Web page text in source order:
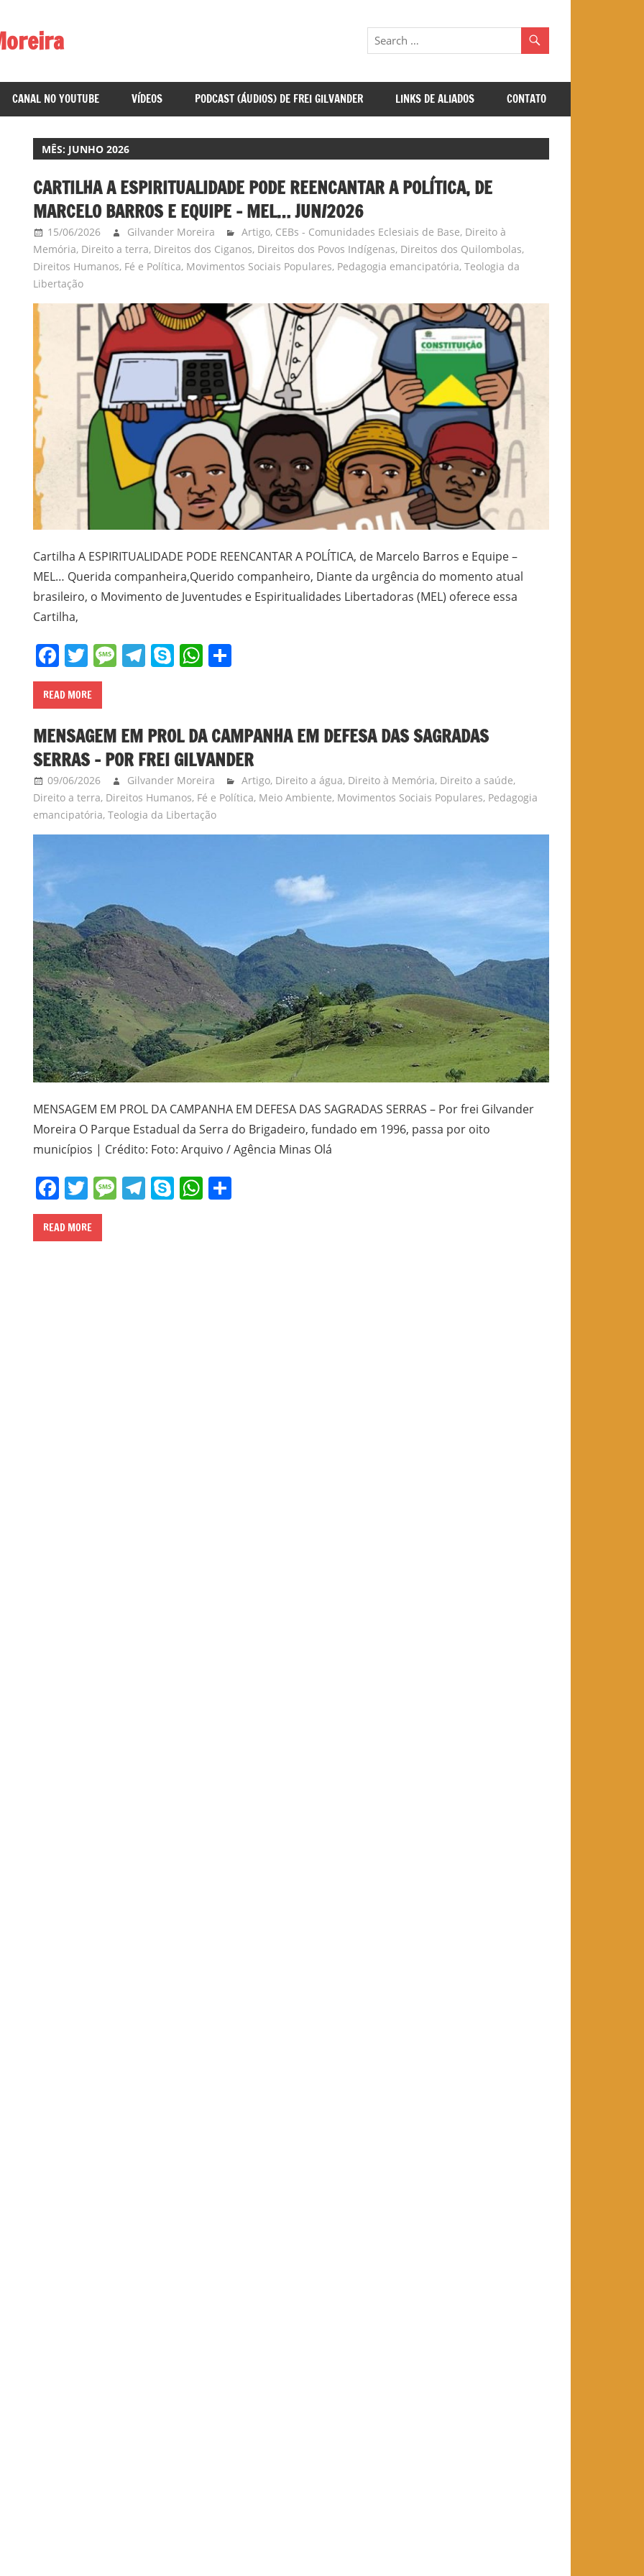
CANAL NO YOUTUBE VÍDEOS PODCAST (ÁUDIOS) DE FREI GILVANDER LINKS DE ALIADOS CONTATO
MÊS: JUNHO 2026
CARTILHA A ESPIRITUALIDADE PODE REENCANTAR A POLÍTICA, DE
MARCELO BARROS E EQUIPE – MEL… JUN/2026
15/06/2026 Gilvander Moreira Artigo, CEBs - Comunidades Eclesiais de Base, Direito à
Memória, Direito a terra, Direitos dos Ciganos, Direitos dos Povos Indígenas, Direitos dos Quilombolas,
Direitos Humanos, Fé e Política, Movimentos Sociais Populares, Pedagogia emancipatória,Teologia da
Libertação
Cartilha A ESPIRITUALIDADE PODE REENCANTAR A POLÍTICA, de Marcelo Barros e Equipe –
MEL… Querida companheira,Querido companheiro, Diante da urgência do momento atual
brasileiro, o Movimento de Juventudes e Espiritualidades Libertadoras (MEL) oferece essa
Cartilha,
Facebook
Twitter
Message
Telegram
SkypeWhatsApp
READ MORE
MENSAGEM EM PROL DA CAMPANHA EM DEFESA DAS SAGRADAS
SERRAS – POR FREI GILVANDER
09/06/2026 Gilvander Moreira Artigo, Direito a água, Direito à Memória, Direito a saúde,
Direito a terra, Direitos Humanos, Fé e Política, Meio Ambiente, Movimentos Sociais Populares, Pedagogia
emancipatória,Teologia da Libertação
MENSAGEM EM PROL DA CAMPANHA EM DEFESA DAS SAGRADAS SERRAS – Por frei Gilvander
Moreira O Parque Estadual da Serra do Brigadeiro, fundado em 1996, passa por oito
municípios | Crédito: Foto: Arquivo / Agência Minas Olá
Facebook
Twitter
Message
Telegram
SkypeWhatsApp
READ MORE